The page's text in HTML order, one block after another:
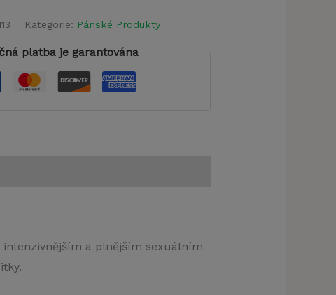
Kategorie: Pánské Produkty
platba je garantována
a plnějším sexuálním